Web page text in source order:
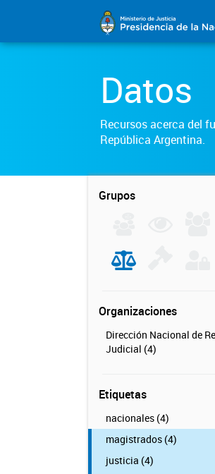
Datos
Recursos acerca del
República Argentina.
Grupos
Organizaciones
Dirección Nacional de
Judicial (4)
Etiquetas
nacionales (4)
magistrados (4)
justicia (4)